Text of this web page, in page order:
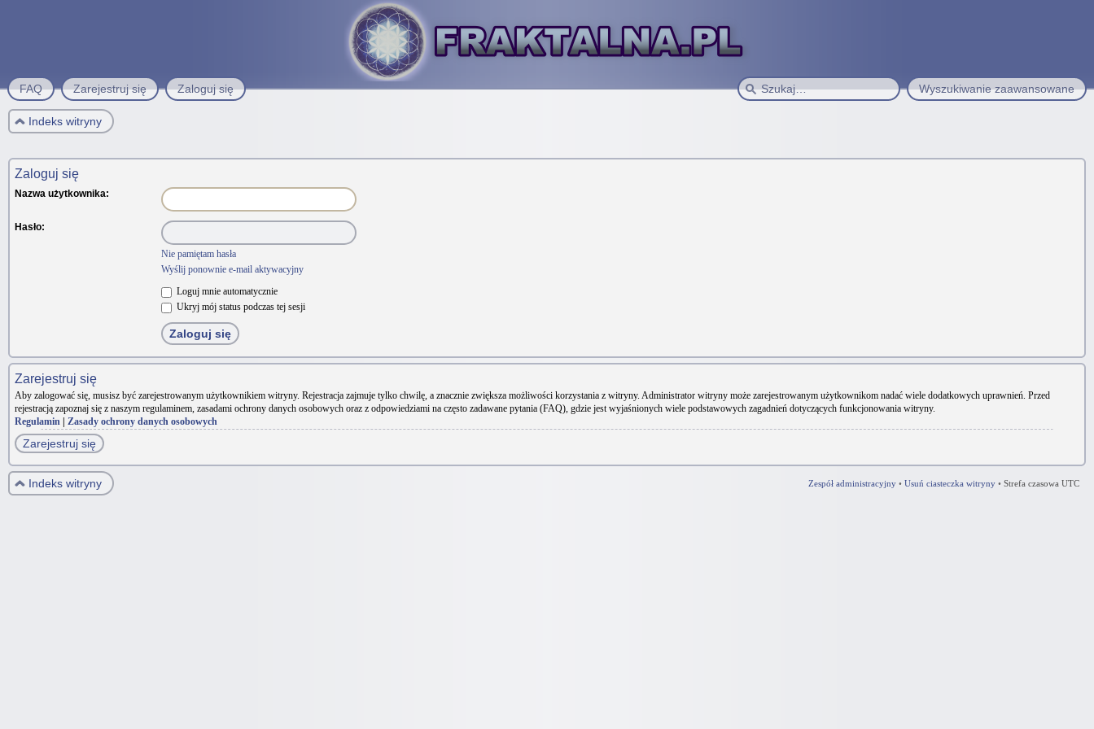
Wyszukiwanie zaawansowane
FAQ Zarejestruj się Zaloguj się
Indeks witryny
Zaloguj się
Nazwa użytkownika:
Hasło:
Nie pamiętam hasła
Wyślij ponownie e-mail aktywacyjny
Loguj mnie automatycznie
Ukryj mój status podczas tej sesji
Zarejestruj się
Aby zalogować się, musisz być zarejestrowanym użytkownikiem witryny. Rejestracja zajmuje tylko chwilę, a znacznie zwiększa możliwości korzystania z witryny. Administrator witryny może zarejestrowanym użytkownikom nadać wiele dodatkowych uprawnień. Przed
rejestracją zapoznaj się z naszym regulaminem, zasadami ochrony danych osobowych oraz z odpowiedziami na często zadawane pytania (FAQ), gdzie jest wyjaśnionych wiele podstawowych zagadnień dotyczących funkcjonowania witryny.
Regulamin
Zasady ochrony danych osobowych
Zarejestruj się
Zespół administracyjny • Usuń ciasteczka witryny • Strefa czasowa UTC
Indeks witryny